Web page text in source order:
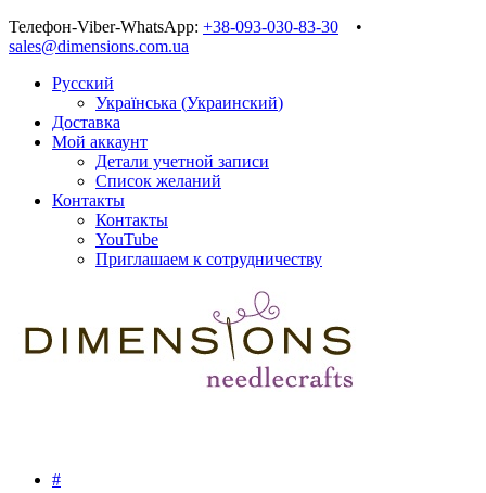
Телефон-Viber-WhatsApp: +38-093-030-83-30 •
sales@dimensions.com.ua
Русский
Українська (Украинский)
Доставка
Мой аккаунт
Детали учетной записи
Список желаний
Контакты
Контакты
YouTube
Приглашаем к сотрудничеству
#